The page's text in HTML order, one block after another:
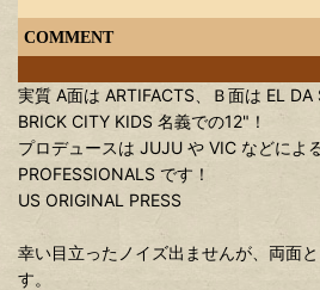
COMMENT
実質 A面は ARTIFACTS、Ｂ面は EL DA
BRICK CITY KIDS 名義での12"！
プロデュースは JUJU や VIC などによ
PROFESSIONALS です！
US ORIGINAL PRESS
幸い目立ったノイズ出ませんが、両面
す。